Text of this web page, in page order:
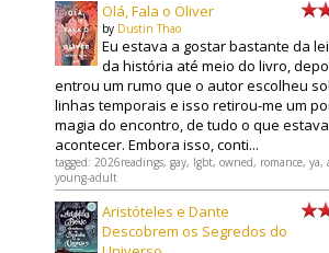
Olá, Fala o Oliver
by Dustin Thao
Eu estava a gostar bastante da
da história até meio do livro,
entrou um rumo que o autor escolheu
linhas temporais e isso retirou-me um
magia do encontro, de tudo o que estava
acontecer. Embora isso, conti...
tagged: 2026readings, gay, lgbt, owned, romance, ya,
young-adult
Aristóteles e Dante
Descobrem os Segredos do